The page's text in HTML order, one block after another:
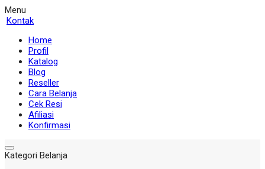
Menu
Kontak
Home
Profil
Katalog
Blog
Reseller
Cara Belanja
Cek Resi
Afiliasi
Konfirmasi
Kategori Belanja